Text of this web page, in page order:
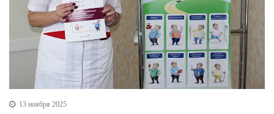
13 ноября 2025